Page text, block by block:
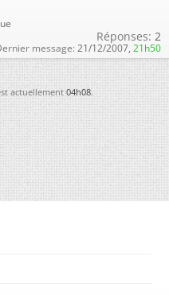
Réponses: 2
message: 21/12/2007, 21h50
actuellement04h08.